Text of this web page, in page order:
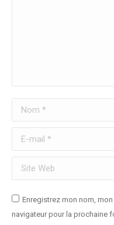
Nom *
E-mail *
Site Web
Enregistrez mon nom,
navigateur pour la prochaine